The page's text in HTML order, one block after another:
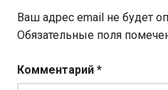
Ваш адрес email не будет
Обязательные поля
Комментарий *